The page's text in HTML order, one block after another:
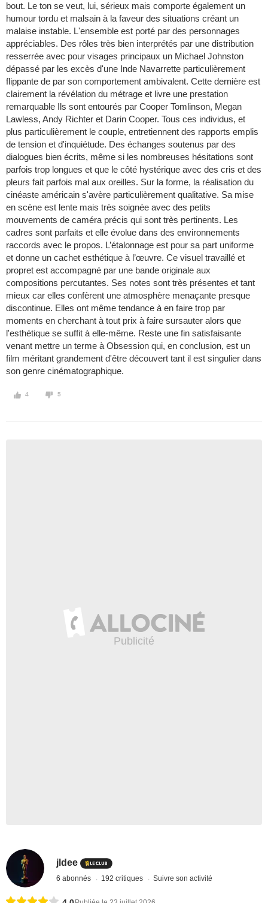
bout. Le ton se veut, lui, sérieux mais comporte également un
humour tordu et malsain à la faveur des situations créant un
malaise instable. L'ensemble est porté par des personnages
appréciables. Des rôles très bien interprétés par une distribution
resserrée avec pour visages principaux un Michael Johnston
dépassé par les excès d'une Inde Navarrette particulièrement
flippante de par son comportement ambivalent. Cette dernière est
clairement la révélation du métrage et livre une prestation
remarquable Ils sont entourés par Cooper Tomlinson, Megan
Lawless, Andy Richter et Darin Cooper. Tous ces individus, et
plus particulièrement le couple, entretiennent des rapports emplis
de tension et d'inquiétude. Des échanges soutenus par des
dialogues bien écrits, même si les nombreuses hésitations sont
parfois trop longues et que le côté hystérique avec des cris et des
pleurs fait parfois mal aux oreilles. Sur la forme, la réalisation du
cinéaste américain s'avère particulièrement qualitative. Sa mise
en scène est lente mais très soignée avec des petits
mouvements de caméra précis qui sont très pertinents. Les
cadres sont parfaits et elle évolue dans des environnements
raccords avec le propos. L’étalonnage est pour sa part uniforme
et donne un cachet esthétique à l’œuvre. Ce visuel travaillé et
propret est accompagné par une bande originale aux
compositions percutantes. Ses notes sont très présentes et tant
mieux car elles confèrent une atmosphère menaçante presque
discontinue. Elles ont même tendance à en faire trop par
moments en cherchant à tout prix à faire sursauter alors que
l'esthétique se suffit à elle-même. Reste une fin satisfaisante
venant mettre un terme à Obsession qui, en conclusion, est un
film méritant grandement d'être découvert tant il est singulier dans
son genre cinématographique.
4 5
jldee
6 abonnés 192 critiques Suivre son activité